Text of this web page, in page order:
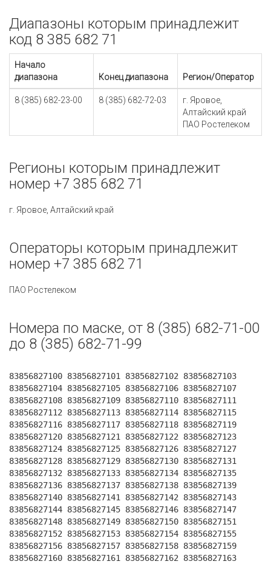
Диапазоны которым принадлежит
код 8 385 682 71
Начало
диапазона
Конец диапазона Регион/Оператор
8 (385) 682-23-00 8 (385) 682-72-03
г. Яровое,
Алтайский край
ПАО Ростелеком
Регионы которым принадлежит
номер +7 385 682 71
г. Яровое, Алтайский край
Операторы которым принадлежит
номер +7 385 682 71
ПАО Ростелеком
Номера по маске, от 8 (385) 682-71-00
до 8 (385) 682-71-99
83856827100 83856827101 83856827102 83856827103
83856827104 83856827105 83856827106 83856827107
83856827108 83856827109 83856827110 83856827111
83856827112 83856827113 83856827114 83856827115
83856827116 83856827117 83856827118 83856827119
83856827120 83856827121 83856827122 83856827123
83856827124 83856827125 83856827126 83856827127
83856827128 83856827129 83856827130 83856827131
83856827132 83856827133 83856827134 83856827135
83856827136 83856827137 83856827138 83856827139
83856827140 83856827141 83856827142 83856827143
83856827144 83856827145 83856827146 83856827147
83856827148 83856827149 83856827150 83856827151
83856827152 83856827153 83856827154 83856827155
83856827156 83856827157 83856827158 83856827159
83856827160 83856827161 83856827162 83856827163